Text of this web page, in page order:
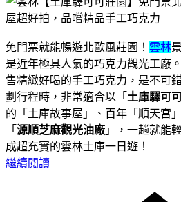
免門票就能暢遊北歐風莊園！ 雲林
是近年極具人氣的巧克力觀光工廠
售精緻好喝的手工巧克力，是不可
劃行程時，非常適合以「 土庫驛可
的「土庫故事屋」、百年「順天宮
「 源順芝麻觀光油廠 」，一趟就能
成超充實的雲林土庫一日遊！
繼續閱讀